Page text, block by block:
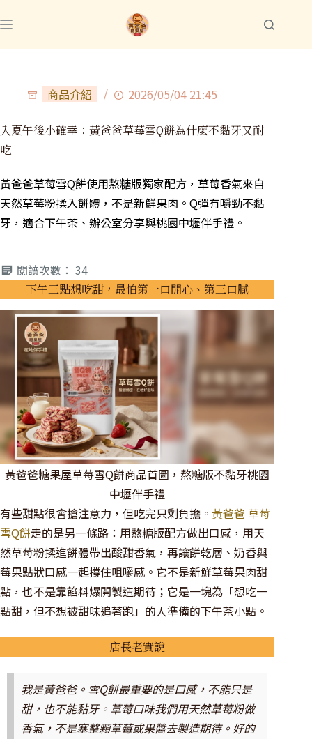
商品介紹 2026/05/04 21:45
入夏午後小確幸：黃爸爸草莓雪Q餅為什麼不黏牙又耐
吃
黃爸爸草莓雪Q餅使用熬糖版獨家配方，草莓香氣來自
天然草莓粉揉入餅體，不是新鮮果肉。Q彈有嚼勁不黏
牙，適合下午茶、辦公室分享與桃園中壢伴手禮。
閱讀次數： 34
下午三點想吃甜，最怕第一口開心、第三口膩
黃爸爸糖果屋草莓雪Q餅商品首圖，熬糖版不黏牙桃園
中壢伴手禮
有些甜點很會搶注意力，但吃完只剩負擔。 黃爸爸 草莓
雪Q餅走的是另一條路：用熬糖版配方做出口感，用天
然草莓粉揉進餅體帶出酸甜香氣，再讓餅乾層、奶香與
莓果點狀口感一起撐住咀嚼感。它不是新鮮草莓果肉甜
點，也不是靠餡料爆開製造期待；它是一塊為「想吃一
點甜，但不想被甜味追著跑」的人準備的下午茶小點。
店長老實說
我是黃爸爸。雪Q餅最重要的是口感，不能只是
甜，也不能黏牙。草莓口味我們用天然草莓粉做
香氣，不是塞整顆草莓或果醬去製造期待。好的